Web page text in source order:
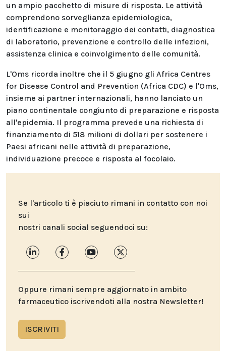
un ampio pacchetto di misure di risposta. Le attività
comprendono sorveglianza epidemiologica,
identificazione e monitoraggio dei contatti, diagnostica
di laboratorio, prevenzione e controllo delle infezioni,
assistenza clinica e coinvolgimento delle comunità.
L'Oms ricorda inoltre che il 5 giugno gli Africa Centres
for Disease Control and Prevention (Africa CDC) e l'Oms,
insieme ai partner internazionali, hanno lanciato un
piano continentale congiunto di preparazione e risposta
all'epidemia. Il programma prevede una richiesta di
finanziamento di 518 milioni di dollari per sostenere i
Paesi africani nelle attività di preparazione,
individuazione precoce e risposta al focolaio.
Se l'articolo ti è piaciuto rimani in contatto con noi
sui
nostri canali social seguendoci su:
Oppure rimani sempre aggiornato in ambito
farmaceutico iscrivendoti alla nostra Newsletter!
ISCRIVITI